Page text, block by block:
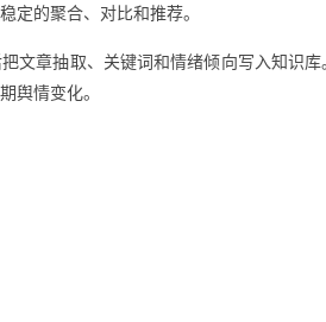
定的聚合、对比和推荐。
文章抽取、关键词和情绪倾向写入知识
舆情变化。